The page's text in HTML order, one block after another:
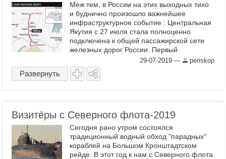
Меж тем, в России на этих выходных тихо
и буднично произошло важнейшее
инфраструктурное событие : Центральная
Якутия с 27 июля стала полноценно
подключена к общей пассажирской сети
железных дорог России. Первый
регулярный пассажирский поезд пришёл
на берега реки Лены в её среднем ...
29-07-2019 — periskop
Развернуть
Визитёры с Северного флота-2019
Сегодня рано утром состоялся
традиционный водный обход "парадных"
кораблей на Большом Кронштадтском
рейде. В этот год к нам с Северного флота